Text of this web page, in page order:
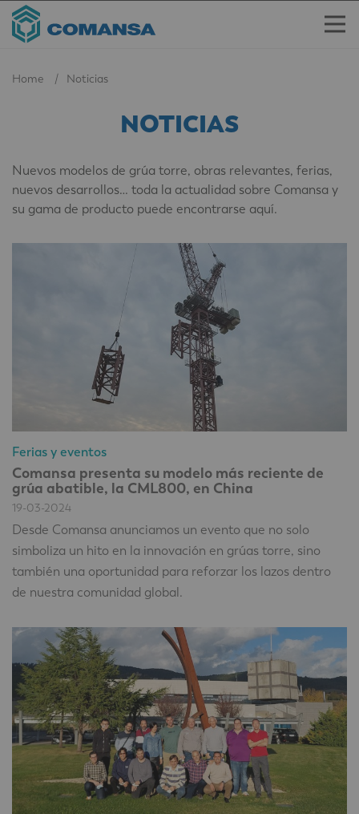
Home Noticias
NOTICIAS
Nuevos modelos de grúa torre, obras relevantes, ferias,
nuevos desarrollos… toda la actualidad sobre Comansa y
su gama de producto puede encontrarse aquí.
Ferias y eventos
Comansa presenta su modelo más reciente de
grúa abatible, la CML800, en China
19-03-2024
Desde Comansa anunciamos un evento que no solo
simboliza un hito en la innovación en grúas torre, sino
también una oportunidad para reforzar los lazos dentro
de nuestra comunidad global.